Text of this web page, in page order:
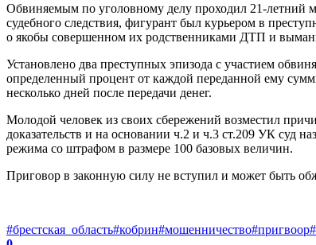
Обвиняемым по уголовному делу проходил 21-летний
судебного следствия, фигурант был курьером в
о якобы совершенном их родственниками ДТП и
Установлено два преступных эпизода с участием
определенный процент от каждой переданной ему
несколько дней после передачи денег.
Молодой человек из своих сбережений возместил
доказательств и на основании ч.2 и ч.3 ст.209 УК суд
режима со штрафом в размере 100 базовых величин.
Приговор в законную силу не вступил и может быть
#брестская_область#кобрин#мошенничество#пригвоор